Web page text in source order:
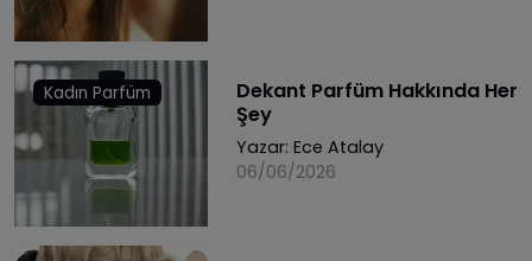
Kadın Parfüm
Dekant Parfüm Hakkında Her
Şey
Yazar: Ece Atalay
06/06/2026